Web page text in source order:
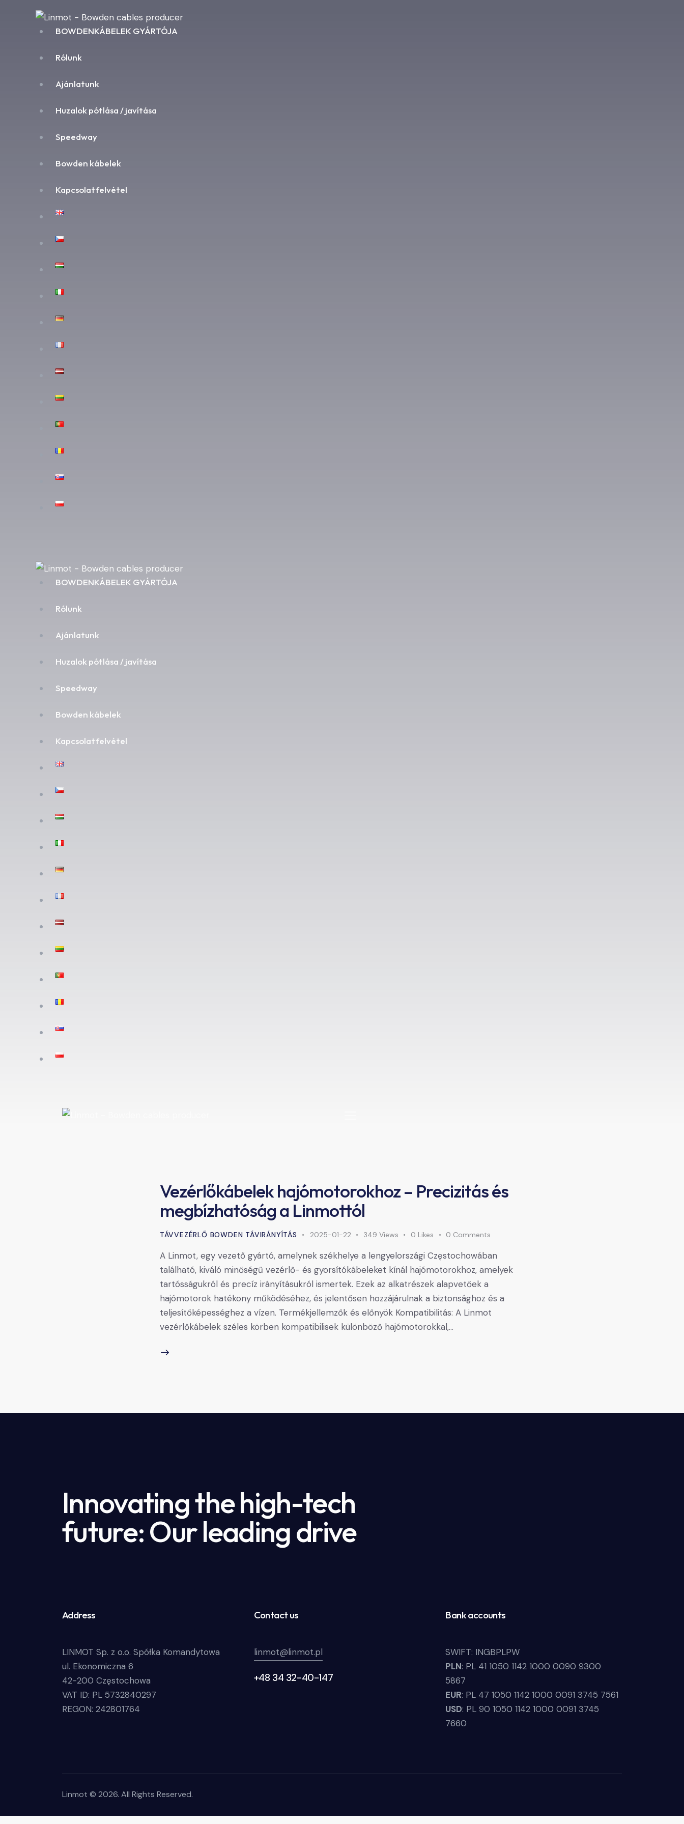
BOWDENKÁBELEK GYÁRTÓJA
Rólunk
Ajánlatunk
Huzalok pótlása / javítása
Speedway
Bowden kábelek
Kapcsolatfelvétel
BOWDENKÁBELEK GYÁRTÓJA
Rólunk
Ajánlatunk
Huzalok pótlása / javítása
Speedway
Bowden kábelek
Kapcsolatfelvétel
Vezérlőkábelek hajómotorokhoz – Precizitás és
megbízhatóság a Linmottól
TÁVVEZÉRLŐ BOWDEN TÁVIRÁNYÍTÁS 2025-01-22 349 Views 0 Likes 0 Comments
A Linmot, egy vezető gyártó, amelynek székhelye a lengyelországi Częstochowában
található, kiváló minőségű vezérlő- és gyorsítókábeleket kínál hajómotorokhoz, amelyek
tartósságukról és precíz irányításukról ismertek. Ezek az alkatrészek alapvetőek a
hajómotorok hatékony működéséhez, és jelentősen hozzájárulnak a biztonsághoz és a
teljesítőképességhez a vízen. Termékjellemzők és előnyök Kompatibilitás: A Linmot
vezérlőkábelek széles körben kompatibilisek különböző hajómotorokkal,…
Innovating the high-tech
future: Our leading drive
Address
LINMOT Sp. z o.o. Spółka Komandytowa
ul. Ekonomiczna 6
42-200 Częstochowa
VAT ID: PL 5732840297
REGON: 242801764
Contact us
linmot@linmot.pl
+48 34 32-40-147
Bank accounts
SWIFT: INGBPLPW
PLN: PL 41 1050 1142 1000 0090 9300
5867
EUR: PL 47 1050 1142 1000 0091 3745 7561
USD: PL 90 1050 1142 1000 0091 3745
7660
Linmot © 2026. All Rights Reserved.